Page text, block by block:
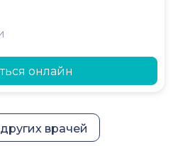
онлайн
врачей